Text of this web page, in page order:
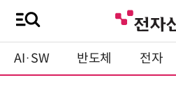
AI·SW 반도체 전자